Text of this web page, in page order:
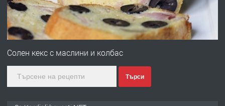
преди 10 месеца
ПРЕДЛАГА
№3972 Парцел в регулация на брега
село Гняздово.
Солен кекс с маслини и колбас
Търси